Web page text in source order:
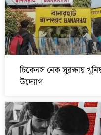
চিকেনস নেক সুরক্ষায়
উদ্যোগ